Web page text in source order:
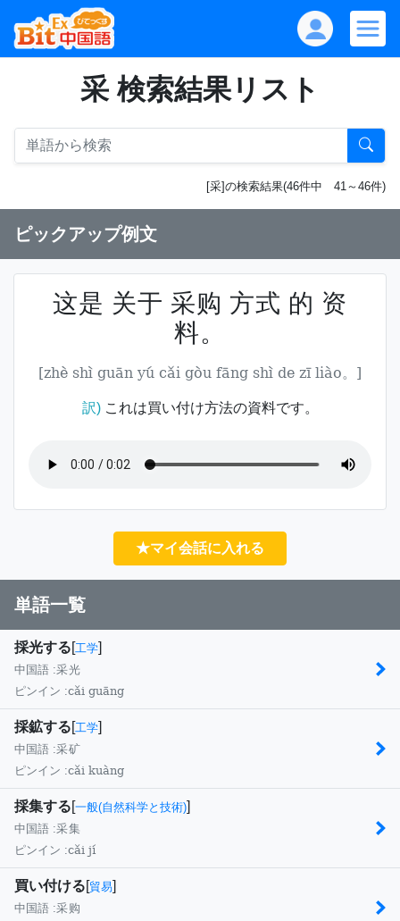
采 検索結果リスト
[采]の検索結果(46件中 41～46件)
ピックアップ例文
这是 关于 采购 方式 的 资
料。
[zhè shì guān yú cǎi gòu fāng shì de zī liào。]
訳)これは買い付け方法の資料です。
★マイ会話に入れる
単語一覧
採光する[工学]
中国語 :采光
ピンイン :cǎi guāng
採鉱する[工学]
中国語 :采矿
ピンイン :cǎi kuàng
採集する[一般(自然科学と技術)]
中国語 :采集
ピンイン :cǎi jí
買い付ける[貿易]
中国語 :采购